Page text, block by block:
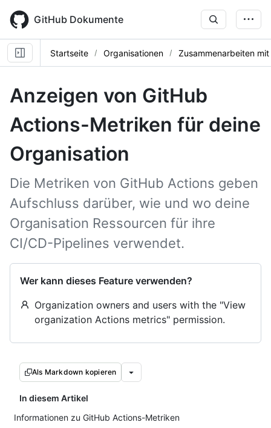
main
content
GitHub Dokumente
Startseite Organisationen Zusammenarbeiten
Anzeigen von GitHub
Actions-Metriken für deine
Organisation
Die Metriken von GitHub Actions geben
Aufschluss darüber, wie und wo deine
Organisation Ressourcen für ihre
CI/CD-Pipelines verwendet.
Wer kann dieses Feature verwenden?
Organization owners and users with the "View
organization Actions metrics" permission.
Als Markdown kopieren
In diesem Artikel
Informationen zu GitHub Actions-Metriken